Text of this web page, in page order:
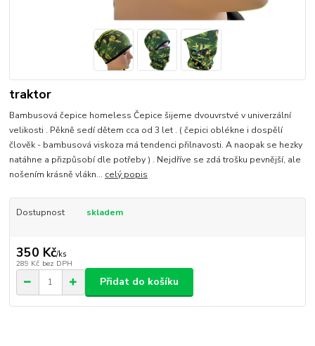
traktor
Bambusová čepice homeless Čepice šijeme dvouvrstvé v univerzální
velikosti . Pěkně sedí dětem cca od 3 let . ( čepici oblékne i dospělí
člověk - bambusová viskoza má tendenci přilnavosti. A naopak se hezky
natáhne a přizpůsobí dle potřeby ) . Nejdříve se zdá trošku pevnější, ale
nošením krásně vlákn... celý popis
Dostupnost skladem
350 Kč/ks
289 Kč bez DPH
Přidat do košíku